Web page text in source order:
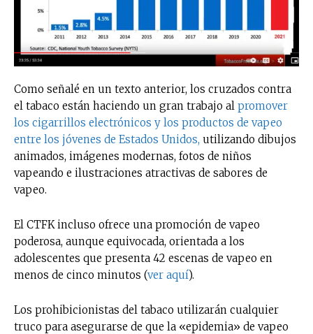
Como señalé en un texto anterior, los cruzados contra
el tabaco están haciendo un gran trabajo al promover
los cigarrillos electrónicos y los productos de vapeo
entre los jóvenes de Estados Unidos, utilizando dibujos
animados, imágenes modernas, fotos de niños
vapeando e ilustraciones atractivas de sabores de
vapeo.
El CTFK incluso ofrece una promoción de vapeo
poderosa, aunque equivocada, orientada a los
adolescentes que presenta 42 escenas de vapeo en
menos de cinco minutos (ver aquí).
Los prohibicionistas del tabaco utilizarán cualquier
truco para asegurarse de que la «epidemia» de vapeo